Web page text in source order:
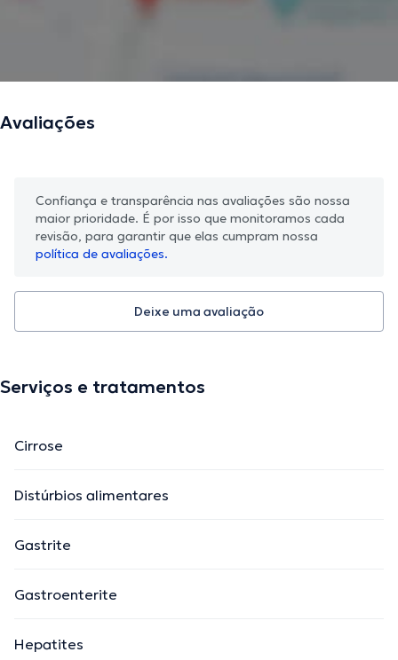
Avaliações
Confiança e transparência nas avaliações são nossa
maior prioridade. É por isso que monitoramos cada
revisão, para garantir que elas cumpram nossa
política de avaliações.
Deixe uma avaliação
Serviços e tratamentos
Cirrose
Distúrbios alimentares
Gastrite
Gastroenterite
Hepatites